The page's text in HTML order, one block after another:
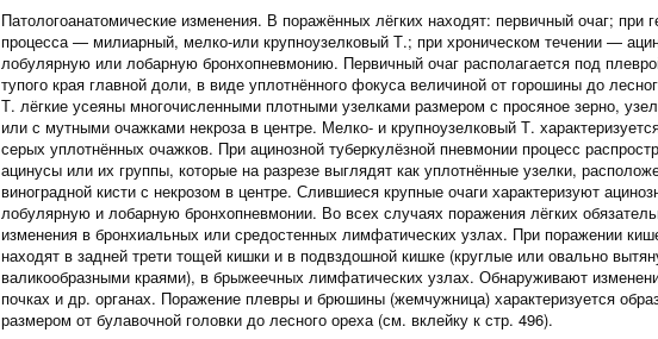
Патологоанатомические изменения. В поражённых лёгких находят: первичный очаг; при
процесса — милиарный, мелко-или крупноузелковый Т.; при хроническом течении —
лобулярную или лобарную бронхопневмонию. Первичный очаг располагается под
тупого края главной доли, в виде уплотнённого фокуса величиной от горошины до
Т. лёгкие усеяны многочисленными плотными узелками размером с просяное зерно,
или с мутными очажками некроза в центре. Мелко- и крупноузелковый Т.
серых уплотнённых очажков. При ацинозной туберкулёзной пневмонии процесс
ацинусы или их группы, которые на разрезе выглядят как уплотнённые узелки,
виноградной кисти с некрозом в центре. Слившиеся крупные очаги характеризуют
лобулярную и лобарную бронхопневмонии. Во всех случаях поражения лёгких
изменения в бронхиальных или средостенных лимфатических узлах. При поражении
находят в задней трети тощей кишки и в подвздошной кишке (круглые или овально
валикообразными краями), в брыжеечных лимфатических узлах. Обнаруживают
почках и др. органах. Поражение плевры и брюшины (жемчужница) характеризуется
размером от булавочной головки до лесного ореха (см. вклейку к стр. 496).